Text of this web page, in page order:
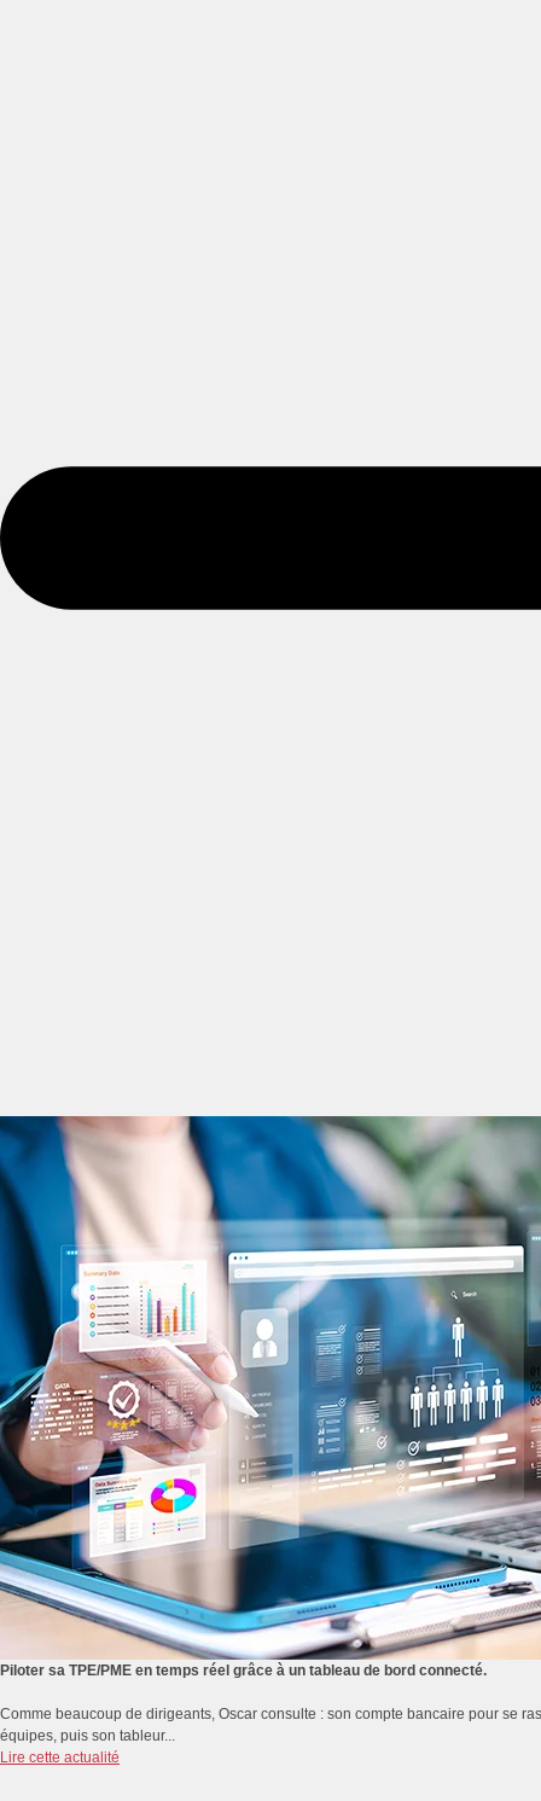
Piloter sa TPE/PME en temps réel grâce à un tableau de bord connecté.
Comme beaucoup de dirigeants, Oscar consulte : son compte bancaire pour se
équipes, puis son tableur...
Lire cette actualité